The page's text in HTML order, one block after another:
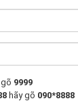
9999
hãy gõ 090*8888